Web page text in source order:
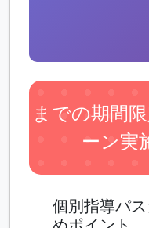
までの期間
ーン実
個別指導パ